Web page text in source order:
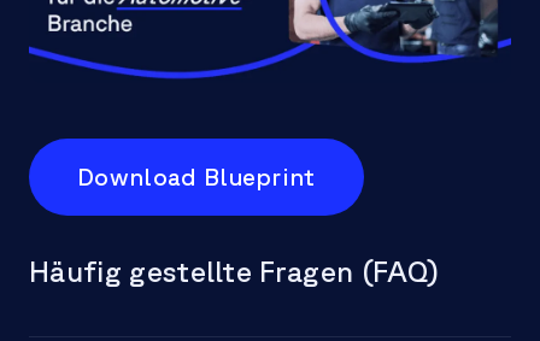
Download Blueprint
Häufig gestellte Fragen (FAQ)